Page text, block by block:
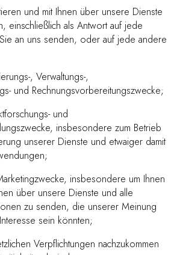
und mit Ihnen über unsere Dienste
einschließlich als Antwort auf jede
an uns senden, oder auf jede andere
, Verwaltungs-,
und Rechnungsvorbereitungszwecke;
und
insbesondere zum Betrieb
unserer Dienste und etwaiger damit
insbesondere um Ihnen
über unsere Dienste und alle
zu senden, die unserer Meinung
sein könnten;
Verpflichtungen nachzukommen